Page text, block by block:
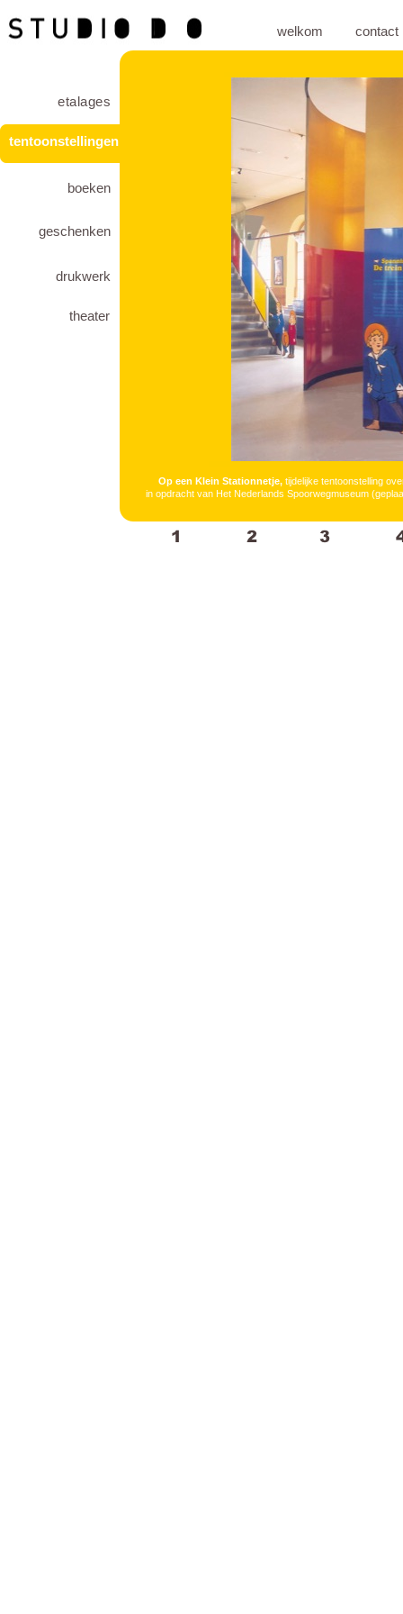
tentoonstellingen
Op een Klein Stationnetje,tijdelijke tentoonstelling
in opdracht van Het Nederlands Spoorwegmuseum
contact
welkom
drukwerk
geschenken
boeken
theater
etalages